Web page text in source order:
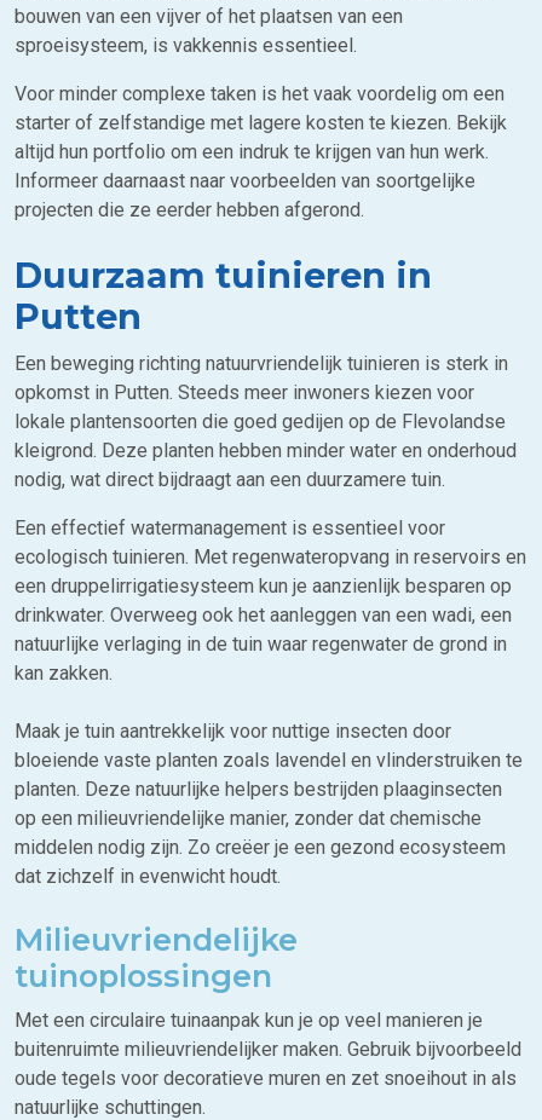
bouwen van een vijver of het plaatsen van een
sproeisysteem, is vakkennis essentieel.
Voor minder complexe taken is het vaak voordelig om een
starter of zelfstandige met lagere kosten te kiezen. Bekijk
altijd hun portfolio om een indruk te krijgen van hun werk.
Informeer daarnaast naar voorbeelden van soortgelijke
projecten die ze eerder hebben afgerond.
Duurzaam tuinieren in
Putten
Een beweging richting natuurvriendelijk tuinieren is sterk in
opkomst in Putten. Steeds meer inwoners kiezen voor
lokale plantensoorten die goed gedijen op de Flevolandse
kleigrond. Deze planten hebben minder water en onderhoud
nodig, wat direct bijdraagt aan een duurzamere tuin.
Een effectief watermanagement is essentieel voor
ecologisch tuinieren. Met regenwateropvang in reservoirs en
een druppelirrigatiesysteem kun je aanzienlijk besparen op
drinkwater. Overweeg ook het aanleggen van een wadi, een
natuurlijke verlaging in de tuin waar regenwater de grond in
kan zakken.
Maak je tuin aantrekkelijk voor nuttige insecten door
bloeiende vaste planten zoals lavendel en vlinderstruiken te
planten. Deze natuurlijke helpers bestrijden plaaginsecten
op een milieuvriendelijke manier, zonder dat chemische
middelen nodig zijn. Zo creëer je een gezond ecosysteem
dat zichzelf in evenwicht houdt.
Milieuvriendelijke
tuinoplossingen
Met een circulaire tuinaanpak kun je op veel manieren je
buitenruimte milieuvriendelijker maken. Gebruik bijvoorbeeld
oude tegels voor decoratieve muren en zet snoeihout in als
natuurlijke schuttingen.